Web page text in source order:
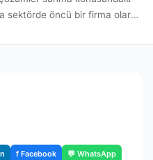
sektörde öncü bir firma olarak
f Facebook 💬 WhatsApp